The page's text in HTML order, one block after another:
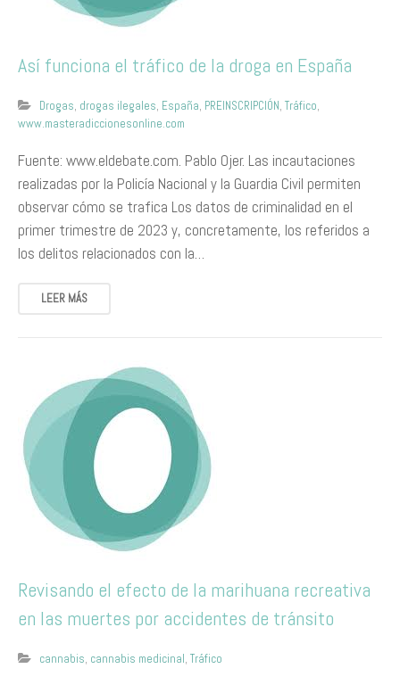
Así funciona el tráfico de la droga en España
Drogas, drogas ilegales, España, PREINSCRIPCIÓN, Tráfico,
www.masteradiccionesonline.com
Fuente: www.eldebate.com. Pablo Ojer. Las incautaciones
realizadas por la Policía Nacional y la Guardia Civil permiten
observar cómo se trafica Los datos de criminalidad en el
primer trimestre de 2023 y, concretamente, los referidos a
los delitos relacionados con la…
LEER MÁS
Revisando el efecto de la marihuana recreativa
en las muertes por accidentes de tránsito
cannabis, cannabis medicinal, Tráfico